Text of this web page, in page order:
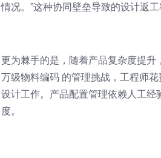
情况。”这种协同壁垒导致的设计返
更为棘手的是，随着产品复杂度提
万级物料编码 的管理挑战，工程师
设计工作。产品配置管理依赖人工
度。